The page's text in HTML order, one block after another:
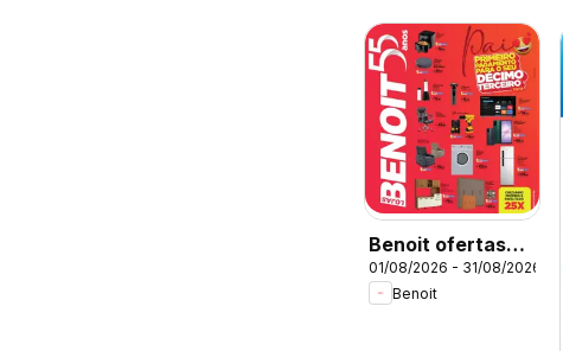
Benoit ofertas
Agosto
01/08/2026 - 31/08/2026
Benoit